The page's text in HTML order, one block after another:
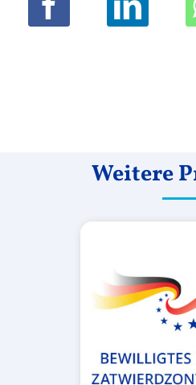
Weitere